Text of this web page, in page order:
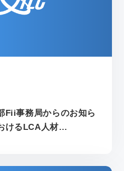
Fii事務局からのお知ら
けるLCA人材…